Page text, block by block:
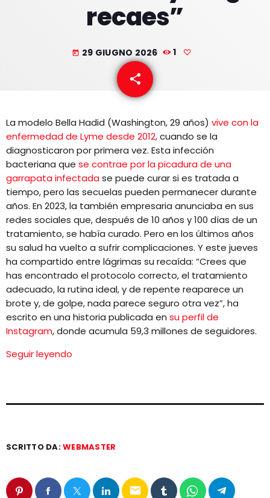
recaes”
today 29 GIUGNO 2026 1
share
email
La modelo Bella Hadid (Washington, 29 años) vive con la
enfermedad de Lyme desde 2012,cuando se la
diagnosticaron por primera vez. Esta infección
bacteriana que se contrae por la picadura de una
garrapata infectadase puede curar si es tratada a
tiempo, pero las secuelas pueden permanecer durante
años. En 2023, la también empresaria anunciaba en sus
redes sociales que, después de 10 años y 100 días de un
tratamiento, se había curado. Pero en los últimos años
su salud ha vuelto a sufrir complicaciones. Y este jueves
ha compartido entre lágrimas su recaída: “Crees que
has encontrado el protocolo correcto, el tratamiento
adecuado, la rutina ideal, y de repente reaparece un
brote y, de golpe, nada parece seguro otra vez”, ha
escrito en una historia publicada en su perfil de
Instagram, donde acumula 59,3 millones de seguidores.
Seguir leyendo
SCRITTO DA:WEBMASTER
email